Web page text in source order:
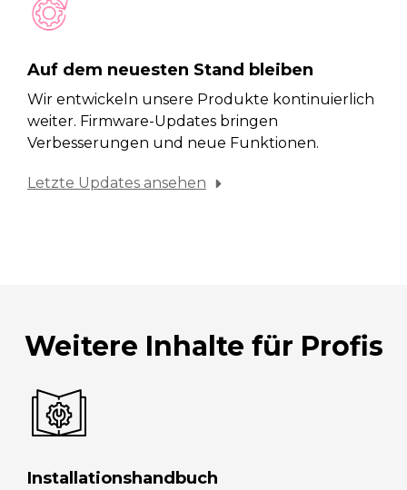
Auf dem neuesten Stand bleiben
Wir entwickeln unsere Produkte kontinuierlich
weiter. Firmware-Updates bringen
Verbesserungen und neue Funktionen.
Letzte Updates ansehen
Weitere Inhalte für Profis
Installationshandbuch